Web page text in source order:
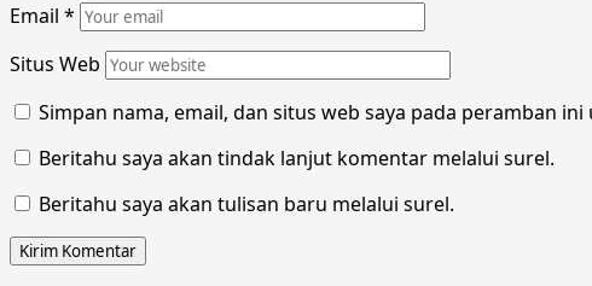
Email *
Situs Web
Simpan nama, email, dan situs web saya pada peramban
Beritahu saya akan tindak lanjut komentar melalui surel.
Beritahu saya akan tulisan baru melalui surel.